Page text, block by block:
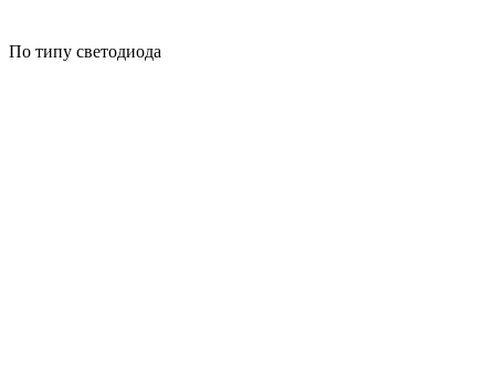
По типу светодиода